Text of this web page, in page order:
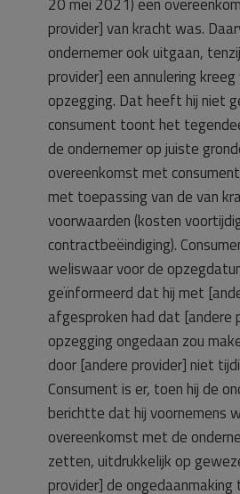
provider] van kracht was.
ondernemer ook uitgaan,
provider] een annulering kreeg
opzegging. Dat heeft hij niet
consument toont het
de ondernemer op juiste
overeenkomst met
met toepassing van de van
voorwaarden (kosten
contractbeëindiging).
weliswaar voor de
geïnformeerd dat hij met
afgesproken had dat [andere
opzegging ongedaan zou
door [andere provider] niet
Consument is er, toen hij de
berichtte dat hij voornemens
overeenkomst met de
zetten, uitdrukkelijk op
provider] de ongedaanmaking